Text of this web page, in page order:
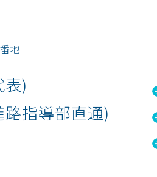
地
表)
路指導部直通)